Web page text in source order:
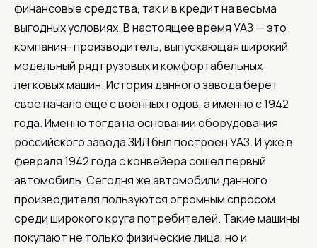
финансовые средства, так и в кредит на весьма
выгодных условиях. В настоящее время УАЗ — это
компания- производитель, выпускающая широкий
модельный ряд грузовых и комфортабельных
легковых машин. История данного завода берет
свое начало еще с военных годов, а именно с 1942
года. Именно тогда на основании оборудования
российского завода ЗИЛ был построен УАЗ. И уже в
февраля 1942 года с конвейера сошел первый
автомобиль. Сегодня же автомобили данного
производителя пользуются огромным спросом
среди широкого круга потребителей. Такие машины
покупают не только физические лица, но и